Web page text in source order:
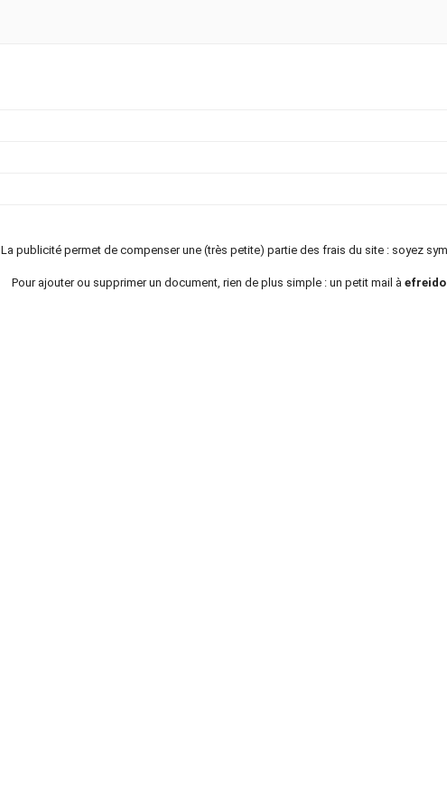
La publicité permet de compenser une (très petite) partie des frais du site : soyez
Pour ajouter ou supprimer un document, rien de plus simple : un petit mail à